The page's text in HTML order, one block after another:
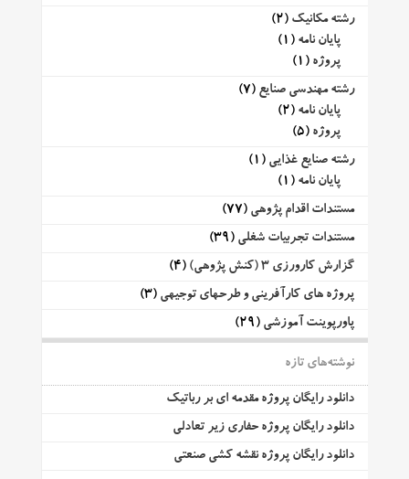
رشته مکانیک (2)
پایان نامه (1)
پروژه (1)
رشته مهندسی صنایع (7)
پایان نامه (2)
پروژه (5)
رشته صنایع غذایی (1)
پایان نامه (1)
مستندات اقدام پژوهی (77)
مستندات تجربیات شغلی (39)
گزارش کارورزی 3 (کنش پژوهی)
(4)
پروژه های کارآفرینی و طرحهای توجیهی (3)
پاورپوینت آموزشی (29)
نوشته‌های تازه
دانلود رایگان پروژه مقدمه ای بر رباتیک
دانلود رایگان پروژه حفاری زیر تعادلی
دانلود رایگان پروژه نقشه کشی صنعتی